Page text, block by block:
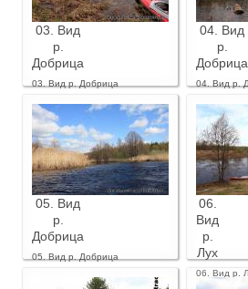
03. Вид
р.
Добрица
03. Вид р. Добрица
04. Вид
р.
Добрица
04. Вид р.
05. Вид
р.
Добрица
05. Вид р. Добрица
06.
Вид
р.
Лух
06. Вид р.